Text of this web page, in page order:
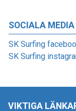
SOCIALA MEDIA
SK Surfing
SK Surfing
VIKTIGA